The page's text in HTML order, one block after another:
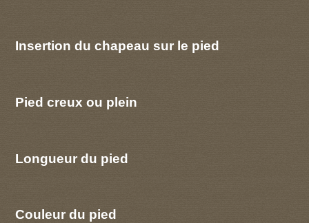
Insertion du chapeau sur le pied
Pied creux ou plein
Longueur du pied
Couleur du pied